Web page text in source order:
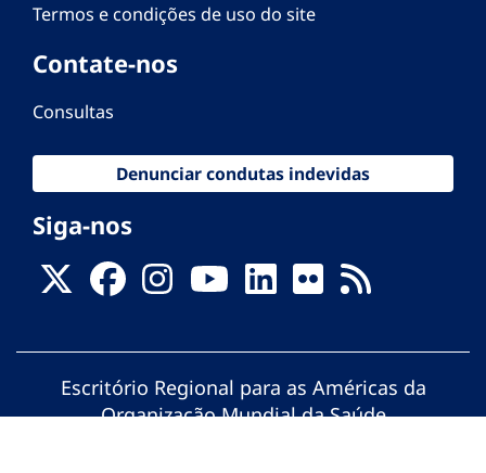
Termos e condições de uso do site
Contate-nos
Consultas
Denunciar condutas indevidas
Siga-nos
Escritório Regional para as Américas da
Organização Mundial da Saúde